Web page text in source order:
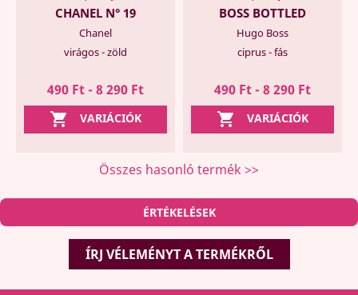
CHANEL N° 19
Chanel
virágos - zöld
490 Ft - 8 290 Ft
 VARIÁCIÓK
BOSS BOTTLED
Hugo Boss
ciprus - fás
490 Ft - 8 290 Ft
 VARIÁCIÓK
Összes hasonló termék >>
ÉRTÉKELÉSEK
ÍRJ VÉLEMÉNYT A TERMÉKRŐL